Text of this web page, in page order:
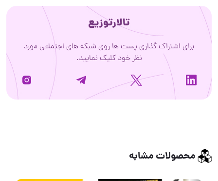
تالارتوزیع
برای اشتراک گذاری پست ها روی شبکه های اجتماعی مورد
نظر خود کلیک نمایید.
محصولات مشابه